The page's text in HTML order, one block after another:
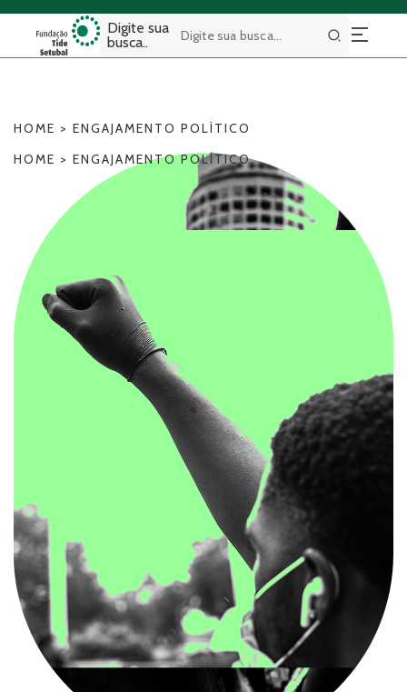
Digite sua
busca..
Buscar
HOME > ENGAJAMENTO POLÍTICO
HOME > ENGAJAMENTO POLÍTICO